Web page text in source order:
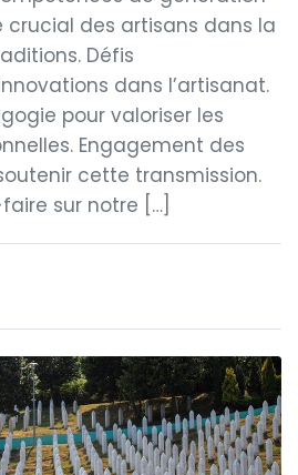
crucial des artisans dans la
Défis
dans l’artisanat.
pour valoriser les
Engagement des
cette transmission.
sur notre […]